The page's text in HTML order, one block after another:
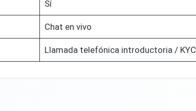
Sí
Chat en vivo
Llamada telefónica introductoria / KYC